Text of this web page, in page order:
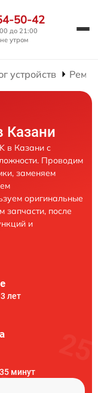
50-42
до 21:00
утром
устройств
Казани
в Казани с
Проводим
заменяем
оригинальные
запчасти, после
и
лет
минут